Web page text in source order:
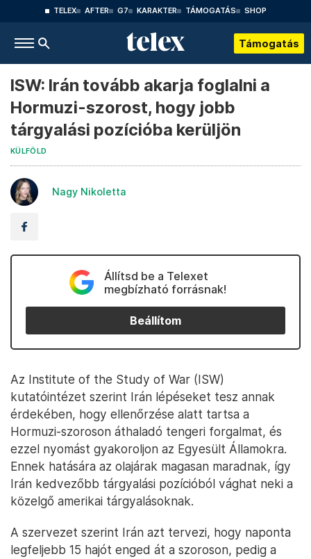
TELEX AFTER G7 KARAKTER TÁMOGATÁS SHOP
Támogatás
ISW: Irán tovább akarja foglalni a
Hormuzi-szorost, hogy jobb
tárgyalási pozícióba kerüljön
KÜLFÖLD
Nagy Nikoletta
Állítsd be a Telexet
megbízható forrásnak!
Beállítom
Az Institute of the Study of War (ISW)
kutatóintézet szerint Irán lépéseket tesz annak
érdekében, hogy ellenőrzése alatt tartsa a
Hormuzi-szoroson áthaladó tengeri forgalmat, és
ezzel nyomást gyakoroljon az Egyesült Államokra.
Ennek hatására az olajárak magasan maradnak, így
Irán kedvezőbb tárgyalási pozícióból vághat neki a
közelgő amerikai tárgyalásoknak.
A szervezet szerint Irán azt tervezi, hogy naponta
legfeljebb 15 hajót enged át a szoroson, pedig a